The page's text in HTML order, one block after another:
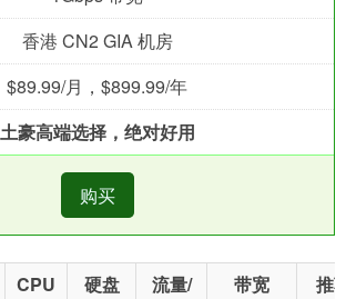
香港 CN2 GIA 机房
$89.99/月，$899.99/年
土豪高端选择，绝对好用
购买
CPU 硬盘
流量/
带宽
推